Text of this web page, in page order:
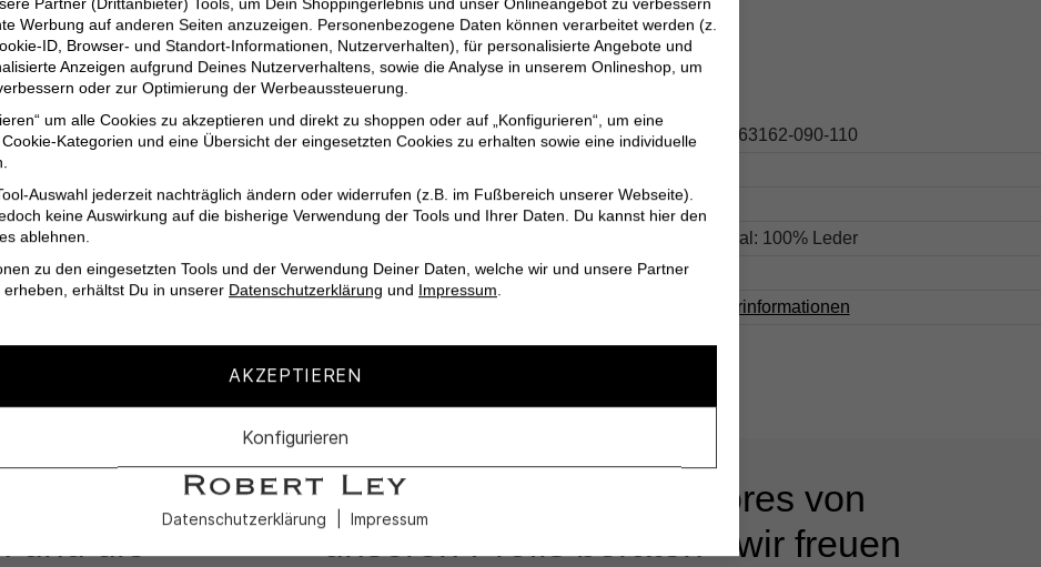
Produktdetails
Produktnummer:
355.E367863162-090-110
Muster:
Unifarben
Obermaterial: 100% Leder
Typ:
Basic
Herstellerinformationen
die
KUNDENSERVICE
Lass Dich in unseren Stores von
unseren Profis beraten - wir freuen
Werbung auf anderen Seiten anzuzeigen. Personenbezogene Daten können verarbeitet werden (z.
ID, Browser- und Standort-Informationen, Nutzerverhalten), für personalisierte Angebote und
Anzeigen aufgrund Deines Nutzerverhaltens, sowie die Analyse in unserem Onlineshop, um
oder zur Optimierung der Werbeaussteuerung.
um alle Cookies zu akzeptieren und direkt zu shoppen oder auf „Konfigurieren“, um eine
Kategorien und eine Übersicht der eingesetzten Cookies zu erhalten sowie eine individuelle
Auswahl jederzeit nachträglich ändern oder widerrufen (z.B. im Fußbereich unserer Webseite).
keine Auswirkung auf die bisherige Verwendung der Tools und Ihrer Daten. Du kannst hier den
ablehnen.
zu den eingesetzten Tools und der Verwendung Deiner Daten, welche wir und unsere Partner
erhältst Du in unserer Datenschutzerklärung und Impressum
AKZEPTIEREN
Konfigurieren
Datenschutzerklärung Impressum